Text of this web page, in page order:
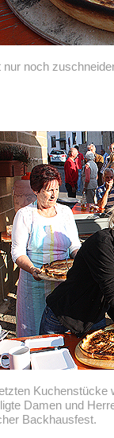
nur noch
Kuchenstücke
Damen und
Backhausfest.